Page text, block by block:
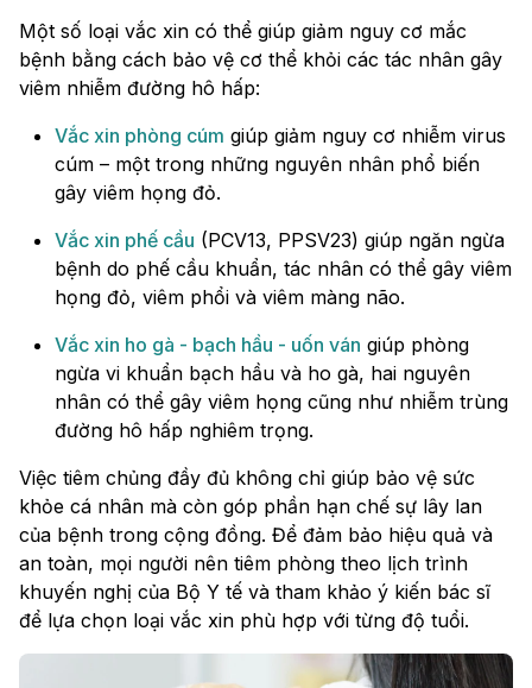
Một số loại vắc xin có thể giúp giảm nguy cơ mắc
bệnh bằng cách bảo vệ cơ thể khỏi các tác nhân gây
viêm nhiễm đường hô hấp:
Vắc xin phòng cúm giúp giảm nguy cơ nhiễm virus
cúm – một trong những nguyên nhân phổ biến
gây viêm họng đỏ.
Vắc xin phế cầu (PCV13, PPSV23) giúp ngăn ngừa
bệnh do phế cầu khuẩn, tác nhân có thể gây viêm
họng đỏ, viêm phổi và viêm màng não.
Vắc xin ho gà - bạch hầu - uốn ván giúp phòng
ngừa vi khuẩn bạch hầu và ho gà, hai nguyên
nhân có thể gây viêm họng cũng như nhiễm trùng
đường hô hấp nghiêm trọng.
Việc tiêm chủng đầy đủ không chỉ giúp bảo vệ sức
khỏe cá nhân mà còn góp phần hạn chế sự lây lan
của bệnh trong cộng đồng. Để đảm bảo hiệu quả và
an toàn, mọi người nên tiêm phòng theo lịch trình
khuyến nghị của Bộ Y tế và tham khảo ý kiến bác sĩ
để lựa chọn loại vắc xin phù hợp với từng độ tuổi.